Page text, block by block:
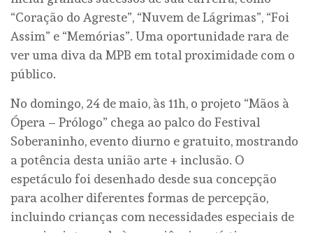
“Coração do Agreste”, “Nuvem de Lágrimas”, “Foi
Assim” e “Memórias”. Uma oportunidade rara de
ver uma diva da MPB em total proximidade com o
público.
No domingo, 24 de maio, às 11h, o projeto “Mãos à
Ópera – Prólogo” chega ao palco do Festival
Soberaninho, evento diurno e gratuito, mostrando
a potência desta união arte + inclusão. O
espetáculo foi desenhado desde sua concepção
para acolher diferentes formas de percepção,
incluindo crianças com necessidades especiais de